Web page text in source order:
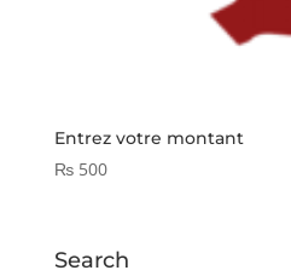
Entrez votre montant
₨500
Search